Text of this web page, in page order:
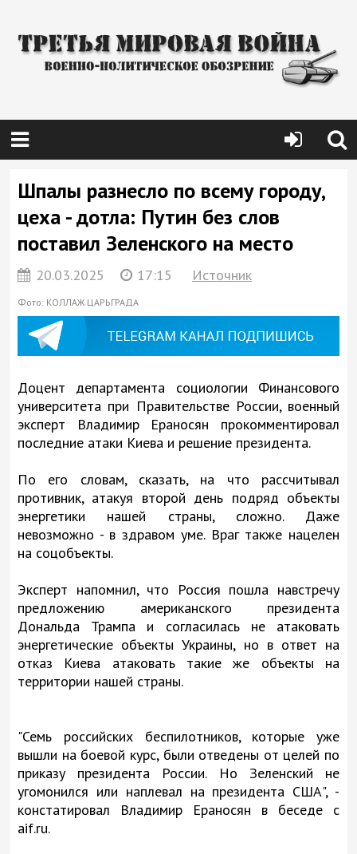
Шпалы разнесло по всему городу,
цеха - дотла: Путин без слов
поставил Зеленского на место
20.03.2025 17:15 Источник
Фото: КОЛЛАЖ ЦАРЬГРАДА
Доцент департамента социологии Финансового
университета при Правительстве России, военный
эксперт Владимир Ераносян прокомментировал
последние атаки Киева и решение президента.
По его словам, сказать, на что рассчитывал
противник, атакуя второй день подряд объекты
энергетики нашей страны, сложно. Даже
невозможно - в здравом уме. Враг также нацелен
на соцобъекты.
Эксперт напомнил, что Россия пошла навстречу
предложению американского президента
Дональда Трампа и согласилась не атаковать
энергетические объекты Украины, но в ответ на
отказ Киева атаковать такие же объекты на
территории нашей страны.
"Семь российских беспилотников, которые уже
вышли на боевой курс, были отведены от целей по
приказу президента России. Но Зеленский не
угомонился или наплевал на президента США", -
констатировал Владимир Ераносян в беседе с
aif.ru.